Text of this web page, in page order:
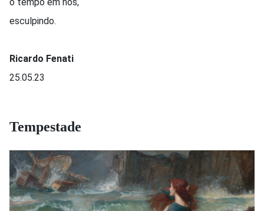
esculpindo.
Ricardo Fenati
25.05.23
Tempestade